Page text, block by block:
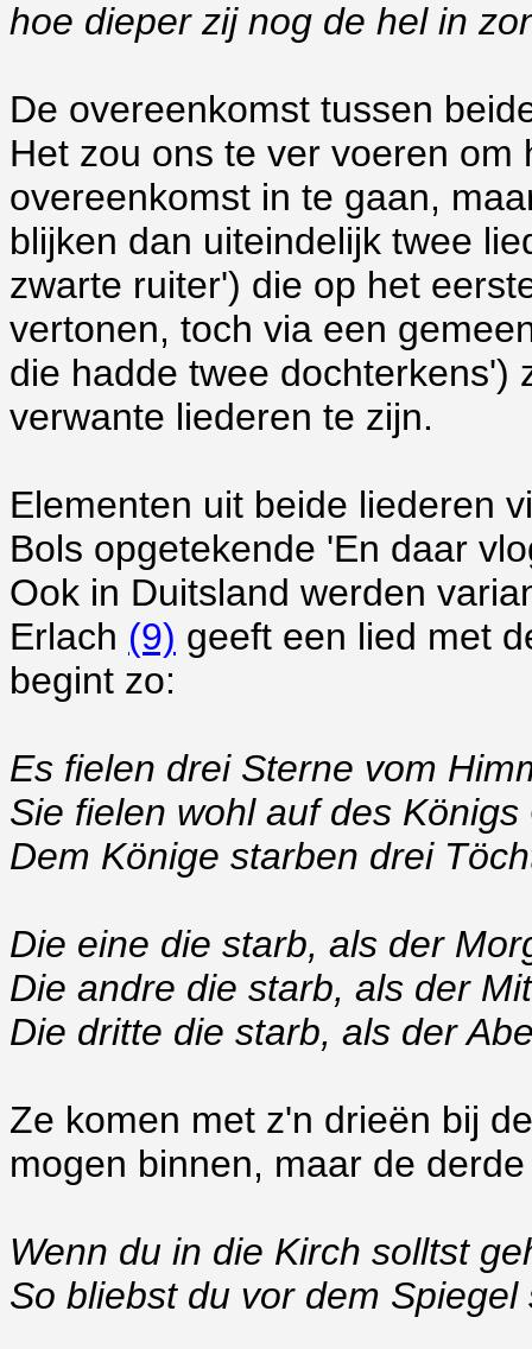
hoe dieper zij nog de hel in
De overeenkomst tussen
Het zou ons te ver voeren
overeenkomst in te gaan,
blijken dan uiteindelijk twee
zwarte ruiter') die op het
vertonen, toch via een
die hadde twee dochterkens')
verwante liederen te zijn.
Elementen uit beide liederen
Bols opgetekende 'En daar
Ook in Duitsland werden
Erlach (9) geeft een lied met
begint zo:
Es fielen drei Sterne vom
Sie fielen wohl auf des Königs
Dem Könige starben drei
Die eine die starb, als der
Die andre die starb, als der
Die dritte die starb, als der
Ze komen met z'n drieën bij
mogen binnen, maar de
Wenn du in die Kirch solltst
So bliebst du vor dem Spiegel